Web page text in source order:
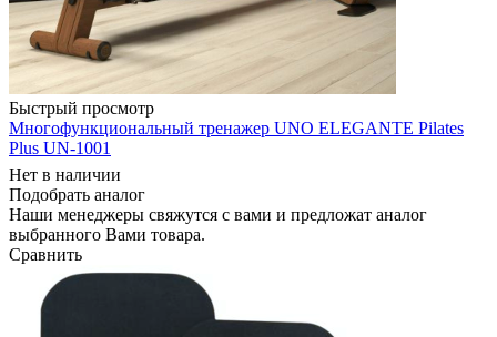
Быстрый просмотр
Многофункциональный тренажер UNO ELEGANTE Pilates
Plus UN-1001
Нет в наличии
Подобрать аналог
Наши менеджеры свяжутся с вами и предложат аналог
выбранного Вами товара.
Сравнить